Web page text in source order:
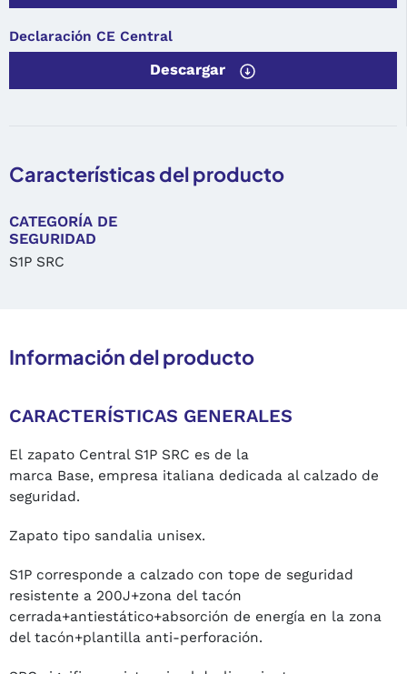
Declaración CE Central
Descargar
Características del producto
CATEGORÍA DE
SEGURIDAD
S1P SRC
Información del producto
CARACTERÍSTICAS GENERALES
El zapato Central S1P SRC es de la
marca Base, empresa italiana dedicada al calzado de
seguridad.
Zapato tipo sandalia unisex.
S1P corresponde a calzado con tope de seguridad
resistente a 200J+zona del tacón
cerrada+antiestático+absorción de energía en la zona
del tacón+plantilla anti-perforación.